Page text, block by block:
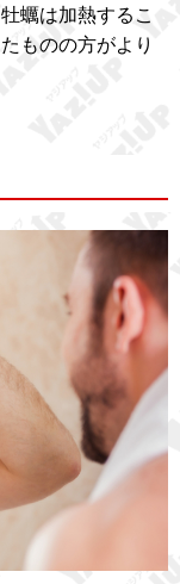
蠣は加熱するこ
ものの方がより